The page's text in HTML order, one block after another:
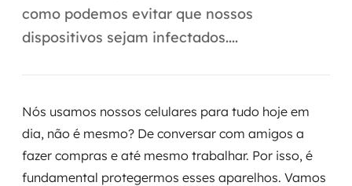
Data Analytics
Business Intelligence
Data Lakes & Warehouses
como podemos evitar que nossos
dispositivos sejam infectados....
Nós usamos nossos celulares para tudo hoje em
dia, não é mesmo? De conversar com amigos a
fazer compras e até mesmo trabalhar. Por isso, é
fundamental protegermos esses aparelhos. Vamos